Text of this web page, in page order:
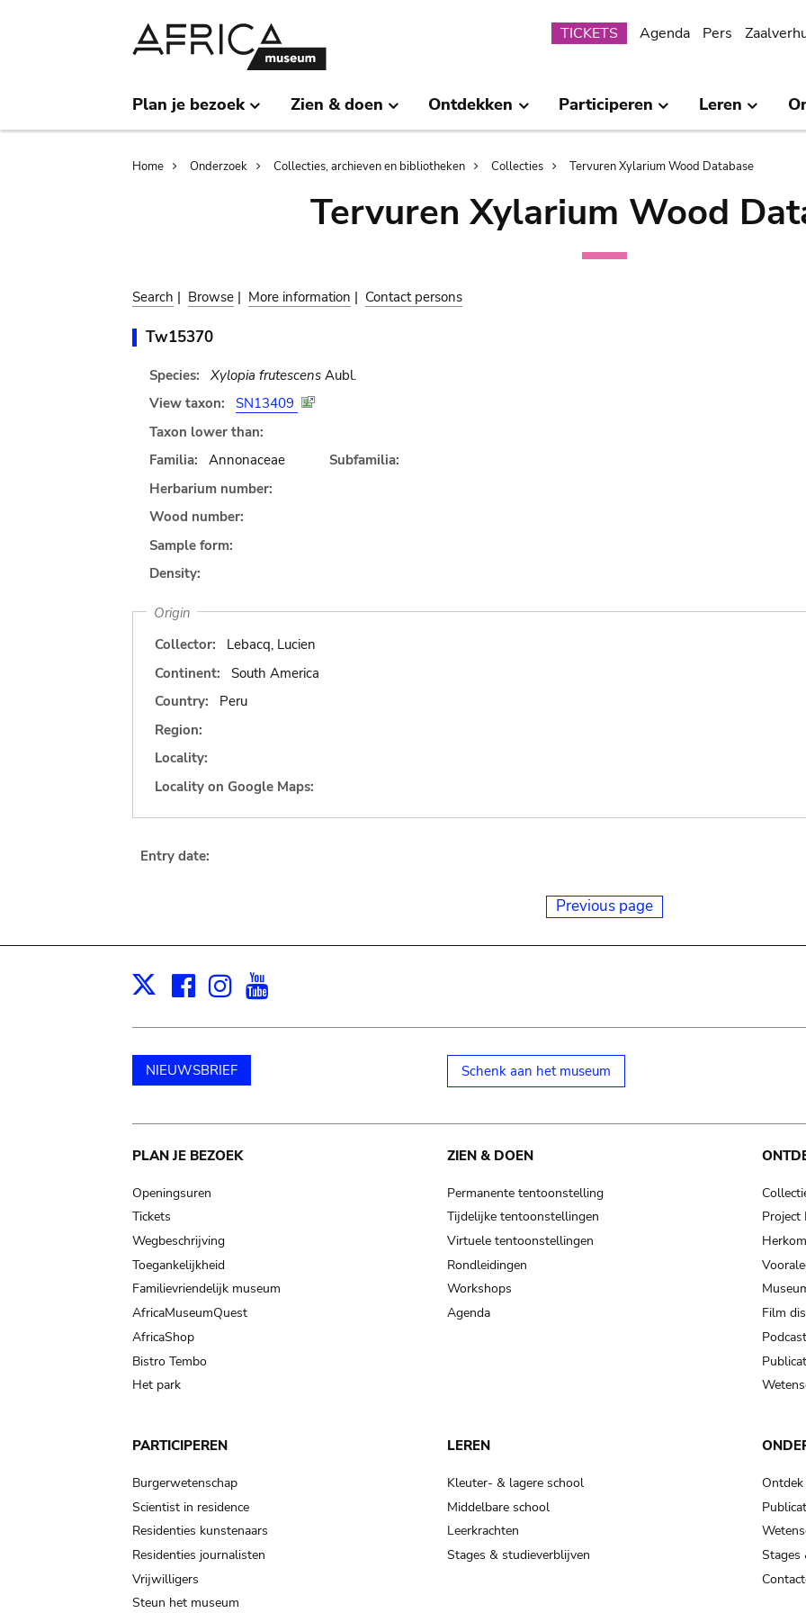
Submenu
TICKETS Agenda Pers
Plan je bezoek Zien & doen Ontdekken Participeren Leren
Breadcrumb
Home Onderzoek Collecties, archieven en bibliotheken Collecties Tervuren Xylarium Wood Database
Tervuren Xylarium Wood
Search | Browse | More information | Contact persons
Tw15370
Species: Xylopia frutescensAubl.
View taxon:
SN13409
Taxon lower than:
Familia:
Annonaceae
Subfamilia:
Herbarium number:
Wood number:
Sample form:
Density:
Origin
Collector:
Lebacq, Lucien
Continent:
South America
Country:
Peru
Region:
Locality:
Locality on Google Maps:
Entry date:
Previous page
X Facebook
Instagram
NIEUWSBRIEF Schenk aan het museum
Main
navigation
PLAN JE BEZOEK
Openingsuren
Tickets
Wegbeschrijving
Toegankelijkheid
Familievriendelijk museum
AfricaMuseumQuest
AfricaShop
Bistro Tembo
Het park
ZIEN & DOEN
Permanente tentoonstelling
Tijdelijke tentoonstellingen
Virtuele tentoonstellingen
Rondleidingen
Workshops
Agenda
Project
Film
PARTICIPEREN
Burgerwetenschap
Scientist in residence
Residenties kunstenaars
Residenties journalisten
Vrijwilligers
Steun het museum
LEREN
Kleuter- & lagere school
Middelbare school
Leerkrachten
Stages & studieverblijven
Stages